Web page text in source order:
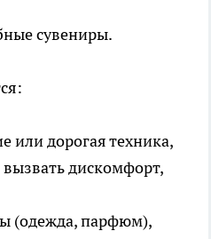
сувениры.
или дорогая техника,
дискомфорт,
(одежда, парфюм),